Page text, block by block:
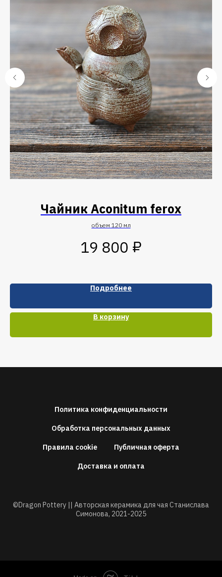
Чайник Aconitum ferox
объем 120 мл
19 800 ₽
Подробнее
В корзину
Политика конфиденциальности
Обработка персональных данных
Правила cookie Публичная оферта
Доставка и оплата
©Dragon Pottery || Авторская керамика для чая Станислава
Симонова, 2021-2025